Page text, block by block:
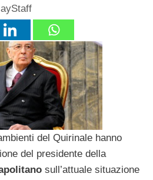
del Quirinale hanno
del presidente della
sull’attuale situazione